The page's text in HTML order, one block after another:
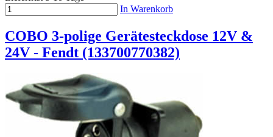
In Warenkorb
COBO 3-polige Gerätesteckdose 12V &
24V - Fendt (133700770382)